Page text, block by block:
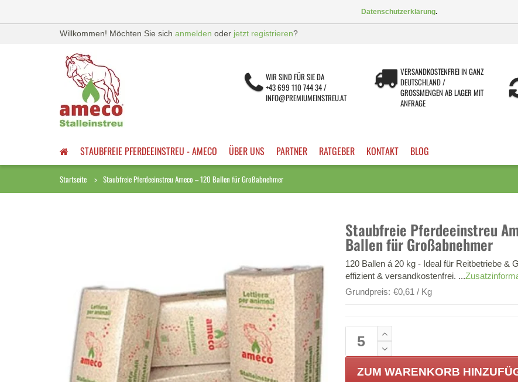
Willkommen! Möchten Sie sich anmelden oder jetzt registrieren?
WIR SIND FÜR SIE DA
+43 699 110 744 34 /
INFO@PREMIUMEINSTREU.AT
VERSANDKOSTENFREI IN GANZ
DEUTSCHLAND /
GROSSMENGEN AB LAGER MIT A
NFRAGE
STAUBFREIE PFERDEEINSTREU - AMECO ÜBER UNS PARTNER RATGEBER KONTAKT BLOG
Startseite Staubfreie Pferdeeinstreu Ameco – 120 Ballen für Großabnehmer
Staubfreie Pferdeeinstreu
Ballen für Großabnehmer
120 Ballen á 20 kg - Ideal für Reitbetriebe &
effizient & versandkostenfrei. ...
Grundpreis: €0,61 / Kg
ZUM WARENKORB
Datenschutzerklärung.